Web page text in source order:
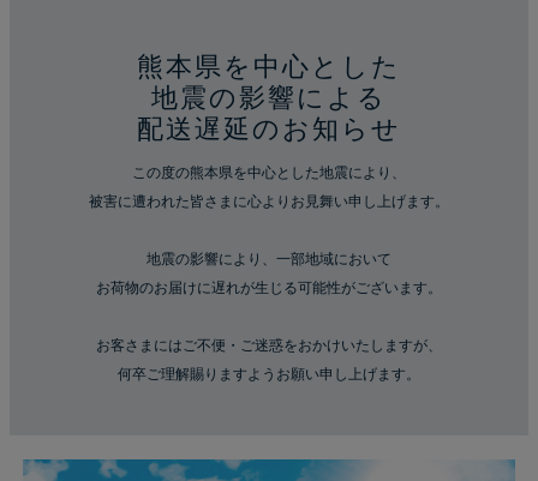
熊本県を中心とした
地震の影響による
配送遅延のお知らせ
この度の熊本県を中心とした地震により、
被害に遭われた皆さまに心よりお見舞い申し上げます。
地震の影響により、一部地域において
お荷物のお届けに遅れが生じる可能性がございます。
お客さまにはご不便・ご迷惑をおかけいたしますが、
何卒ご理解賜りますようお願い申し上げます。